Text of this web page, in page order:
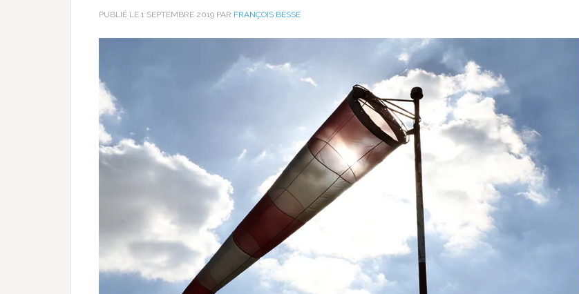
PUBLIÉ LE 1 SEPTEMBRE 2019 PAR FRANÇOIS BESSE